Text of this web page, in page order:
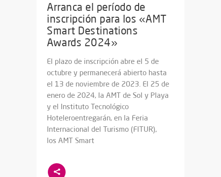
Arranca el período de
inscripción para los «AMT
Smart Destinations
Awards 2024»
El plazo de inscripción abre el 5 de
octubre y permanecerá abierto hasta
el 13 de noviembre de 2023. El 25 de
enero de 2024, la AMT de Sol y Playa
y el Instituto Tecnológico
Hoteleroentregarán, en la Feria
Internacional del Turismo (FITUR),
los AMT Smart